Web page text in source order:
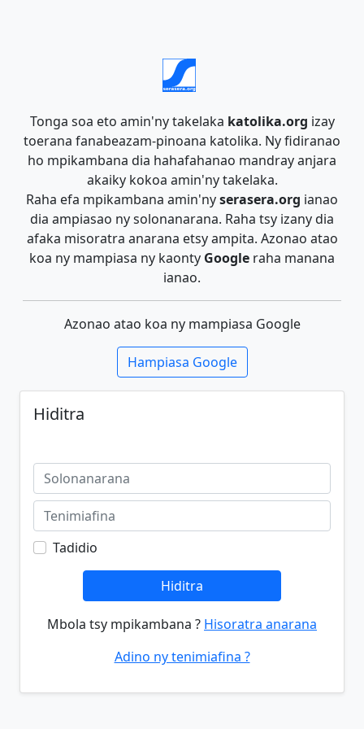
Tonga soa eto amin'ny takelaka katolika.org izay
toerana fanabeazam-pinoana katolika. Ny fidiranao
ho mpikambana dia hahafahanao mandray anjara
akaiky kokoa amin'ny takelaka.
Raha efa mpikambana amin'nyserasera.org ianao
dia ampiasao ny solonanarana. Raha tsy izany dia
afaka misoratra anarana etsy ampita. Azonao atao
koa ny mampiasa ny kaonty Google raha manana
ianao.
Azonao atao koa ny mampiasa Google
Hampiasa Google
Hiditra
Tadidio
Hiditra
Mbola tsy mpikambana ? Hisoratra anarana
Adino ny tenimiafina ?